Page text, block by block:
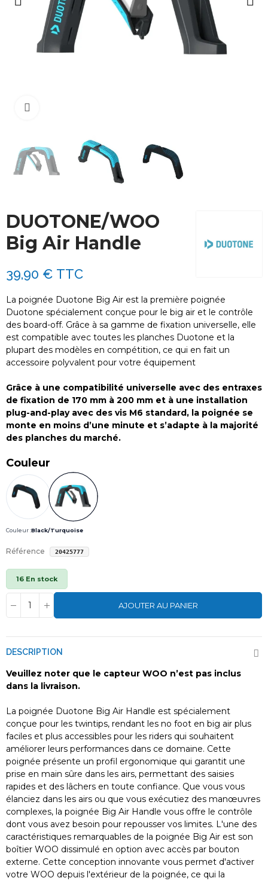
DUOTONE/WOO
Big Air Handle
39,90 € TTC
La poignée Duotone Big Air est la première poignée
Duotone spécialement conçue pour le big air et le contrôle
des board-off. Grâce à sa gamme de fixation universelle, elle
est compatible avec toutes les planches Duotone et la
plupart des modèles en compétition, ce qui en fait un
accessoire polyvalent pour votre équipement
Grâce à une compatibilité universelle avec des entraxes
de fixation de 170 mm à 200 mm et à une installation
plug-and-play avec des vis M6 standard, la poignée se
monte en moins d’une minute et s’adapte à la majorité
des planches du marché.
Couleur
Couleur :Black/Turquoise
Référence 20425777
16 En stock
AJOUTER AU PANIER
DESCRIPTION
Veuillez noter que le capteur WOO n’est pas inclus
dans la livraison.
La poignée Duotone Big Air Handle est spécialement
conçue pour les twintips, rendant les no foot en big air plus
faciles et plus accessibles pour les riders qui souhaitent
améliorer leurs performances dans ce domaine. Cette
poignée présente un profil ergonomique qui garantit une
prise en main sûre dans les airs, permettant des saisies
rapides et des lâchers en toute confiance. Que vous vous
élanciez dans les airs ou que vous exécutiez des manœuvres
complexes, la poignée Big Air Handle vous offre le contrôle
dont vous avez besoin pour repousser vos limites. L'une des
caractéristiques remarquables de la poignée Big Air est son
boîtier WOO dissimulé en option avec accès par bouton
externe. Cette conception innovante vous permet d'activer
votre WOO depuis l'extérieur de la poignée, ce qui la